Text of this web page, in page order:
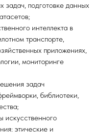
подготовке данных
интеллекта в
транспорте,
приложениях,
мониторинге
задач
библиотеки,
искусственного
этические и